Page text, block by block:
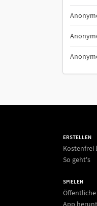
ERSTELLEN
Kostenfrei
So geht's
SPIELEN